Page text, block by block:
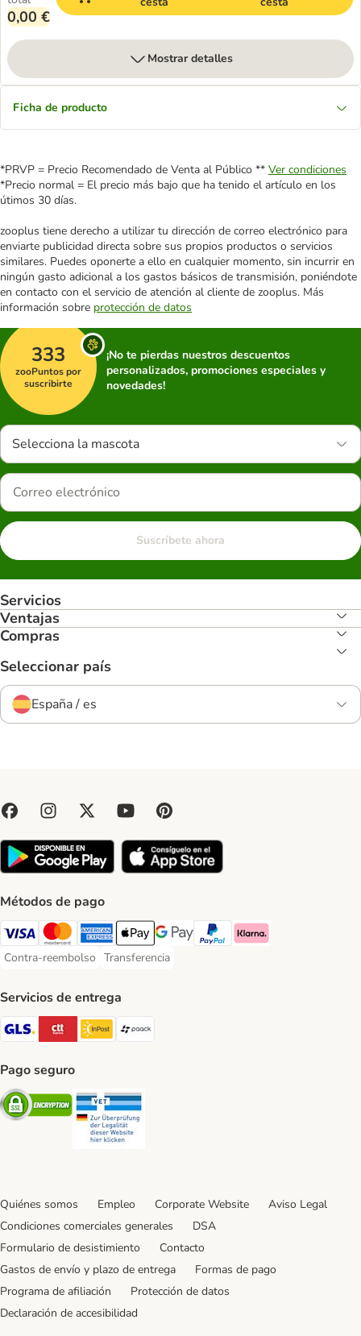
0,00 €
Mostrar detalles
Ficha de producto
*PRVP = Precio Recomendado de Venta al Público ** Ver condiciones
*Precio normal = El precio más bajo que ha tenido el artículo en los
útimos 30 días.
zooplus tiene derecho a utilizar tu dirección de correo electrónico para
enviarte publicidad directa sobre sus propios productos o servicios
similares. Puedes oponerte a ello en cualquier momento, sin incurrir en
ningún gasto adicional a los gastos básicos de transmisión, poniéndote
en contacto con el servicio de atención al cliente de zooplus. Más
información sobre protección de datos
333
zooPuntos por
suscribirte
¡No te pierdas nuestros descuentos
personalizados, promociones especiales y
novedades!
Selecciona la mascota
Suscríbete ahora
Servicios
Ventajas
Compras
Seleccionar país
España / es
Métodos de pago
Visa Payment Method
Mastercard Payment Method
American Express Payment Method
Apple Pay Payment Method
Google Pay Payment Method
PayPal Payment Method
Klarna Payment Method
Contra-reembolso
Contra-reembolso Payment Method
Transferencia
Transferencia Payment Method
Servicios de entrega
GLS Shipping Method
CTTExpress Shipping Method
InPost Shipping Method
paack Shipping Method
Pago seguro
Security
Quiénes somos Empleo Corporate Website
Aviso Legal
Condiciones comerciales generales
DSA
Formulario de desistimiento
Contacto
Gastos de envío y plazo de entrega
Formas de pago
Programa de afiliación
Protección de datos
Declaración de accesibilidad